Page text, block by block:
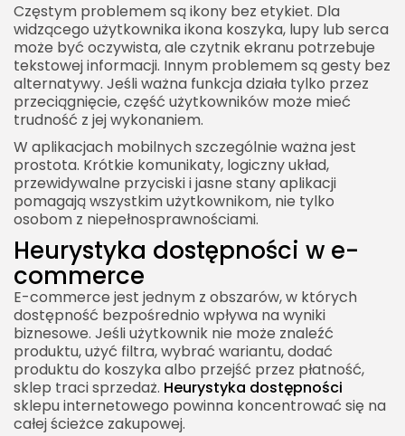
Częstym problemem są ikony bez etykiet. Dla
widzącego użytkownika ikona koszyka, lupy lub serca
może być oczywista, ale czytnik ekranu potrzebuje
tekstowej informacji. Innym problemem są gesty bez
alternatywy. Jeśli ważna funkcja działa tylko przez
przeciągnięcie, część użytkowników może mieć
trudność z jej wykonaniem.
W aplikacjach mobilnych szczególnie ważna jest
prostota. Krótkie komunikaty, logiczny układ,
przewidywalne przyciski i jasne stany aplikacji
pomagają wszystkim użytkownikom, nie tylko
osobom z niepełnosprawnościami.
Heurystyka dostępności w e-
commerce
E-commerce jest jednym z obszarów, w których
dostępność bezpośrednio wpływa na wyniki
biznesowe. Jeśli użytkownik nie może znaleźć
produktu, użyć filtra, wybrać wariantu, dodać
produktu do koszyka albo przejść przez płatność,
sklep traci sprzedaż. Heurystyka dostępności
sklepu internetowego powinna koncentrować się na
całej ścieżce zakupowej.